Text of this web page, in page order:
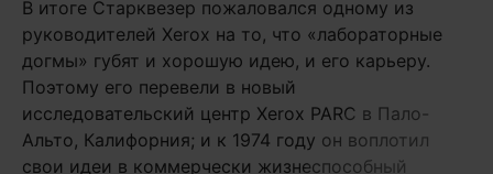
В итоге Старквезер пожаловался одному из
руководителей Xerox на то, что «лабораторные
догмы» губят и хорошую идею, и его карьеру.
Поэтому его перевели в новый
исследовательский центр Xerox PARC в Пало-
Альто, Калифорния; и к 1974 году он воплотил
свои идеи в коммерчески жизнеспособный